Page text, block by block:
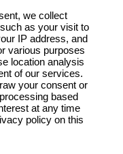
pendant un diner :
exotique a en
! En effet,
a été fait en
et mène une
de son père
we collect
as your visit to
IP address, and
various purposes
location analysis
of our services.
your consent or
based
at any time
policy on this